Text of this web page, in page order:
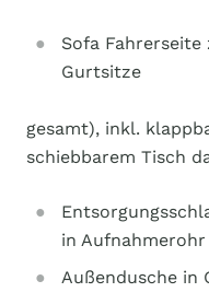
Sofa
Gurtsitze
gesamt), inkl.
schiebbarem Tisch
in Aufnahmerohr
Außendusche in